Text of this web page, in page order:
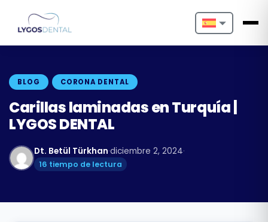
Nederlands
Français
BLOG CORONA DENTAL
Carillas laminadas en Turquía |
LYGOS DENTAL
Dt. Betül Türkhan·diciembre 2, 2024·
16 tiempo de lectura